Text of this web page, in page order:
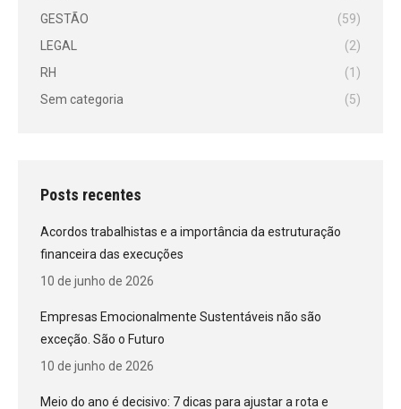
GESTÃO
(59)
LEGAL
(2)
RH
(1)
Sem categoria
(5)
Posts recentes
Acordos trabalhistas e a importância da estruturação
financeira das execuções
10 de junho de 2026
Empresas Emocionalmente Sustentáveis não são
exceção. São o Futuro
10 de junho de 2026
Meio do ano é decisivo: 7 dicas para ajustar a rota e